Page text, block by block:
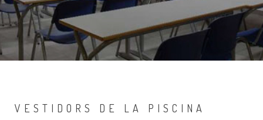
VESTIDORS DE LA PISCINA